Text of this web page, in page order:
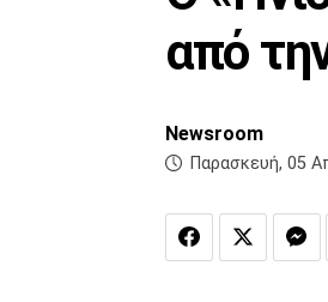
από
Newsroom
Παρασκευή, 05